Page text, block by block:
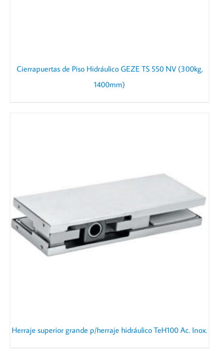
Cierrapuertas de Piso Hidráulico GEZE TS 550 NV (300kg,
1400mm)
Herraje superior grande p/herraje hidráulico TeH100 Ac. Inox.